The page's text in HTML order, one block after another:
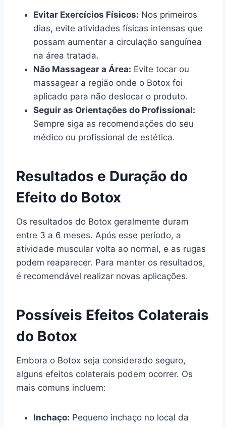
Evitar Exercícios Físicos: Nos primeiros
dias, evite atividades físicas intensas que
possam aumentar a circulação sanguínea
na área tratada.
Não Massagear a Área: Evite tocar ou
massagear a região onde o Botox foi
aplicado para não deslocar o produto.
Seguir as Orientações do Profissional:
Sempre siga as recomendações do seu
médico ou profissional de estética.
Resultados e Duração do
Efeito do Botox
Os resultados do Botox geralmente duram
entre 3 a 6 meses. Após esse período, a
atividade muscular volta ao normal, e as rugas
podem reaparecer. Para manter os resultados,
é recomendável realizar novas aplicações.
Possíveis Efeitos Colaterais
do Botox
Embora o Botox seja considerado seguro,
alguns efeitos colaterais podem ocorrer. Os
mais comuns incluem:
Inchaço: Pequeno inchaço no local da